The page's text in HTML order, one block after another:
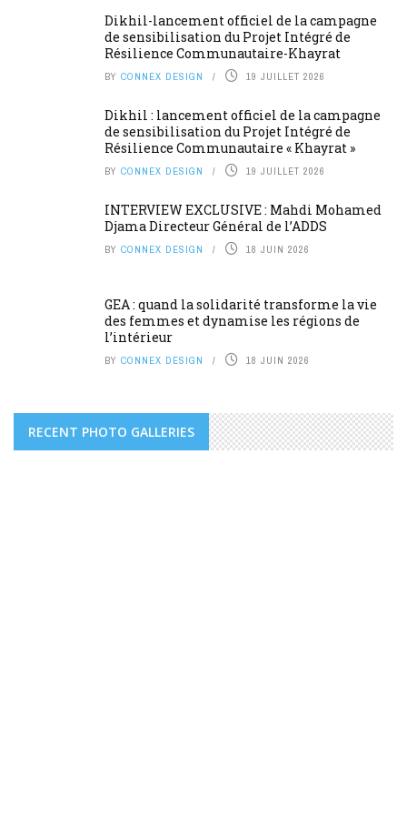
Dikhil-lancement officiel de la campagne
de sensibilisation du Projet Intégré de
Résilience Communautaire-Khayrat
BY CONNEX DESIGN 19 JUILLET 2026
Dikhil : lancement officiel de la campagne
de sensibilisation du Projet Intégré de
Résilience Communautaire « Khayrat »
BY CONNEX DESIGN 19 JUILLET 2026
INTERVIEW EXCLUSIVE : Mahdi Mohamed
Djama Directeur Général de l’ADDS
BY CONNEX DESIGN 18 JUIN 2026
GEA : quand la solidarité transforme la vie
des femmes et dynamise les régions de
l’intérieur
BY CONNEX DESIGN 18 JUIN 2026
RECENT PHOTO GALLERIES